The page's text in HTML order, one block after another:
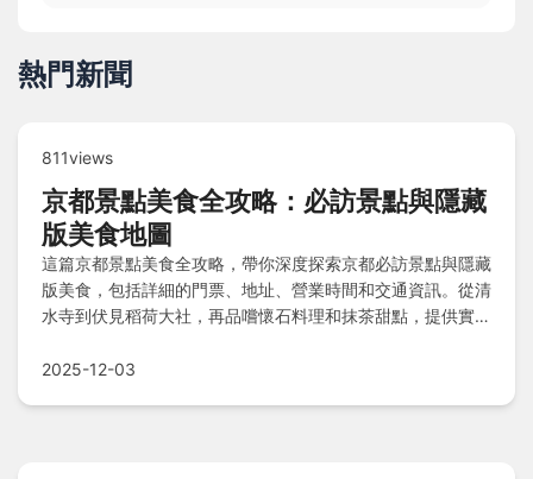
熱門新聞
811views
京都景點美食全攻略：必訪景點與隱藏
版美食地圖
這篇京都景點美食全攻略，帶你深度探索京都必訪景點與隱藏
版美食，包括詳細的門票、地址、營業時間和交通資訊。從清
水寺到伏見稻荷大社，再品嚐懷石料理和抹茶甜點，提供實用
遊疑問。
2025-12-03